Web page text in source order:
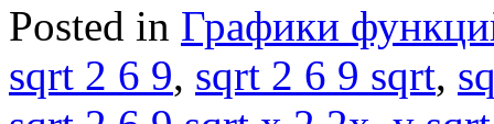
Posted in Графики
sqrt 2 6 9, sqrt 2 6 9 sqrt,